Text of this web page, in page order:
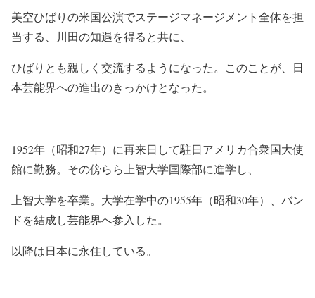
美空ひばりの米国公演でステージマネージメント全体を担
当する、川田の知遇を得ると共に、
ひばりとも親しく交流するようになった。このことが、日
本芸能界への進出のきっかけとなった。
1952年（昭和27年）に再来日して駐日アメリカ合衆国大使
館に勤務。その傍らら上智大学国際部に進学し、
上智大学を卒業。大学在学中の1955年（昭和30年）、バン
ドを結成し芸能界へ参入した。
以降は日本に永住している。